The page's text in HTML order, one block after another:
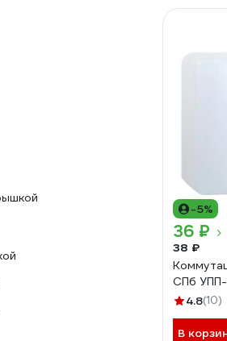
-5%
36 ₽
38 ₽
СПб
4.8(10)
В